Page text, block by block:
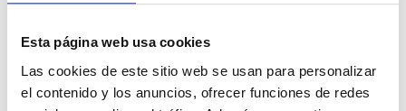
Esta página web usa cookies
Las cookies de este sitio web se usan para personalizar
el contenido y los anuncios, ofrecer funciones de redes